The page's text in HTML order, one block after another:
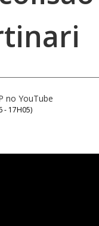
no YouTube
- 17H05)